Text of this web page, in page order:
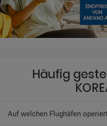
Häufig
Auf welchen Flughäfen